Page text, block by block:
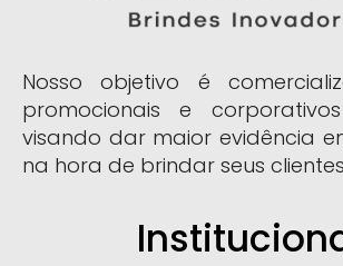
Nosso objetivo é
promocionais e
visando dar maior evidência
na hora de brindar seus